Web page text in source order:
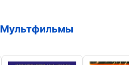
Мультфильмы